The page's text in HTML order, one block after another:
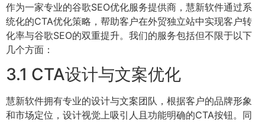
作为一家专业的谷歌SEO优化服务提供商，慧新软件通过系
统化的CTA优化策略，帮助客户在外贸独立站中实现客户转
化率与谷歌SEO的双重提升。我们的服务包括但不限于以下
几个方面：
3.1 CTA设计与文案优化
慧新软件拥有专业的设计与文案团队，根据客户的品牌形象
和市场定位，设计视觉上吸引人且功能明确的CTA按钮。同